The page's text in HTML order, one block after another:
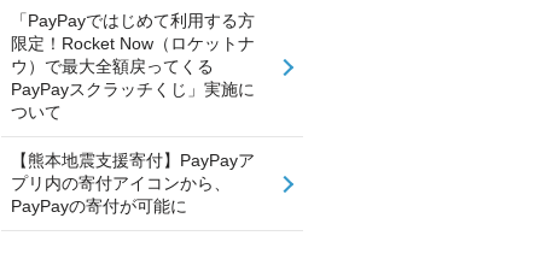
「PayPayではじめて利用する方
限定！Rocket Now（ロケットナ
ウ）で最大全額戻ってくる
PayPayスクラッチくじ」実施に
ついて
【熊本地震支援寄付】PayPayア
プリ内の寄付アイコンから、
PayPayの寄付が可能に